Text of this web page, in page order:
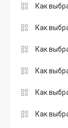
Как
Как
Как
Как
Как
Как